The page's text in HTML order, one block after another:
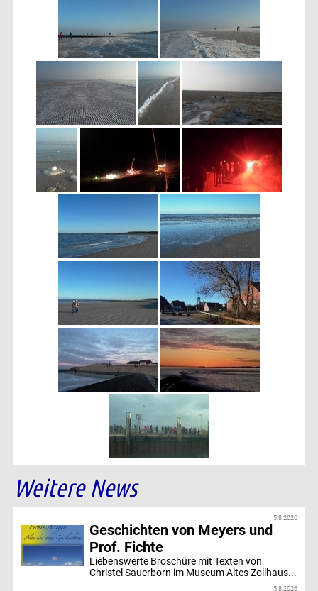
Weitere News
5.8.2026
Geschichten von Meyers und
Prof. Fichte
Liebenswerte Broschüre mit Texten von
Christel Sauerborn im Museum Altes Zollhaus...
5.8.2026